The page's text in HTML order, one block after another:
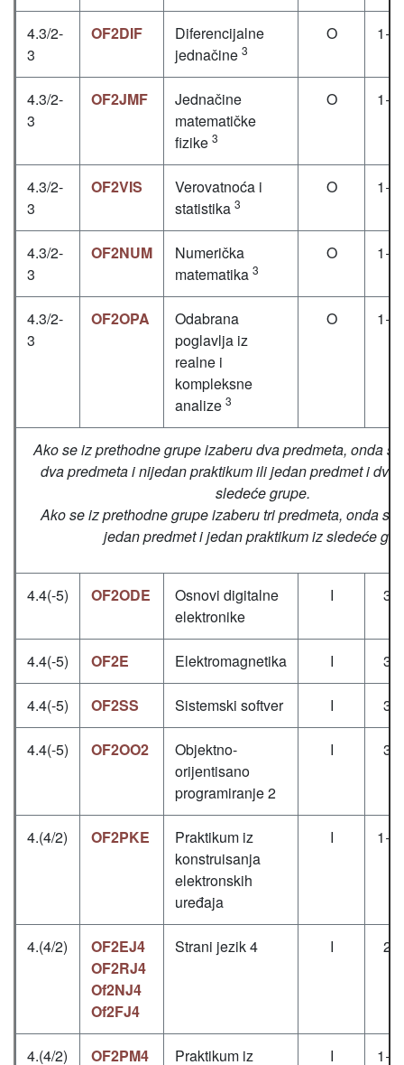
4.3/2-
3
OF2DIF
Diferencijalne
jednačine 3
O
4.3/2-
3
OF2JMF
Jednačine
matematičke
fizike 3
O
4.3/2-
3
OF2VIS
Verovatnoća i
statistika 3
O
4.3/2-
3
OF2NUM
Numerička
matematika 3
O
4.3/2-
3
OF2OPA
Odabrana
poglavlja iz
realne i
kompleksne
analize 3
O
Ako se iz prethodne grupe izaberu dva predmeta, onda
dva predmeta i nijedan praktikum ili jedan predmet i dva
sledeće grupe.
Ako se iz prethodne grupe izaberu tri predmeta, onda se
jedan predmet i jedan praktikum iz sledeće
4.4(-5) OF2ODE
Osnovi digitalne
elektronike
I
4.4(-5) OF2E Elektromagnetika I
4.4(-5) OF2SS Sistemski softver I
4.4(-5) OF2OO2
Objektno-
orijentisano
programiranje 2
I
4.(4/2) OF2PKE
Praktikum iz
konstruisanja
elektronskih
uređaja
I
4.(4/2)
OF2EJ4
OF2RJ4
Of2NJ4
Of2FJ4
Strani jezik 4 I
4.(4/2) OF2PM4 Praktikum iz I